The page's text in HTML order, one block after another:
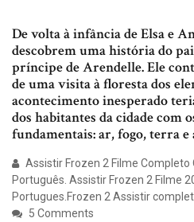
De volta à infância de Elsa e
descobrem uma história do
príncipe de Arendelle. Ele
de uma visita à floresta dos
acontecimento inesperado
dos habitantes da cidade com
fundamentais: ar, fogo, terra e
Assistir Frozen 2 Filme
Português. Assistir Frozen 2 Filme
Portugues.Frozen 2 Assistir
5 Comments